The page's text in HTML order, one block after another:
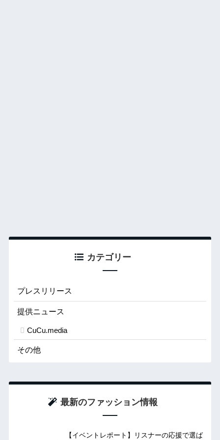
カテゴリー
プレスリリース
提供ニュース
CuCu.media
その他
最新のファッション情報
【イベントレポート】リスナーの応援で選ば